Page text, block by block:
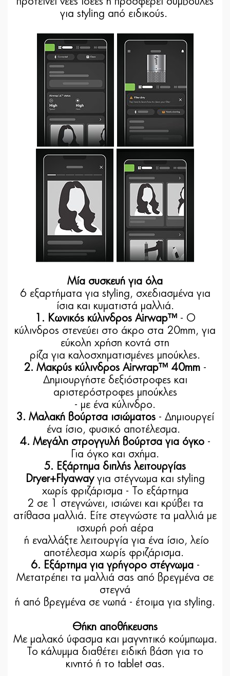
για styling από ειδικούς.
Μία συσκευή για όλα
6 εξαρτήματα για styling, σχεδιασμένα για
ίσια και κυματιστά μαλλιά.
1. Κωνικός κύλινδρος Airwap™- Ο
κύλινδρος στενεύει στο άκρο στα 20mm, για
εύκολη χρήση κοντά στη
ρίζα για καλοσχηματισμένες μπούκλες.
2. Μακρύς κύλινδρος Airwrap™ 40mm -
Δημιουργήστε δεξιόστροφες και
αριστερόστροφες μπούκλες
- με ένα κύλινδρο.
3. Μαλακή βούρτσα ισιώματος - Δημιουργεί
ένα ίσιο, φυσικό αποτέλεσμα.
4. Μεγάλη στρογγυλή βούρτσα για όγκο -
Για όγκο και σχήμα.
5. Εξάρτημα διπλής λειτουργίας
Dryer+Flyawayγια στέγνωμα και styling
χωρίς φριζάρισμα - Το εξάρτημα
2 σε 1 στεγνώνει, ισιώνει και κρύβει τα
ατίθασα μαλλιά. Είτε στεγνώστε τα μαλλιά με
ισχυρή ροή αέρα
ή εναλλάξτε λειτουργία για ένα ίσιο, λείο
αποτέλεσμα χωρίς φριζάρισμα.
6. Εξάρτημα για γρήγορο στέγνωμα-
Μετατρέπει τα μαλλιά σας από βρεγμένα σε
στεγνά
ή από βρεγμένα σε νωπά - έτοιμα για styling.
Θήκη αποθήκευσης
Με μαλακό ύφασμα και μαγνητικό κούμπωμα.
Το κάλυμμα διαθέτει ειδική βάση για το
κινητό ή το tablet σας.